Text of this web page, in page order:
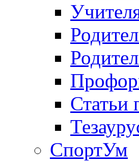
Статьи
СпортУм